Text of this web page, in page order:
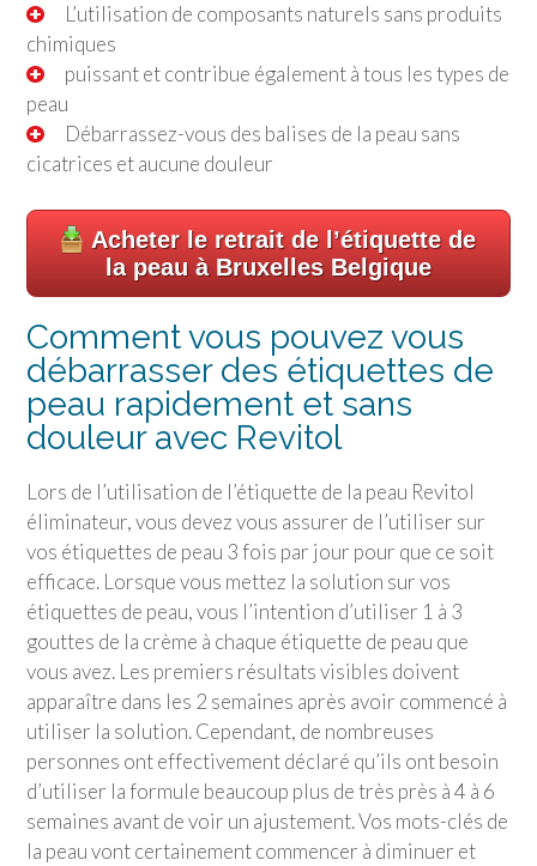
L’utilisation de composants naturels sans produits
chimiques
puissant et contribue également à tous les types de
peau
Débarrassez-vous des balises de la peau sans
cicatrices et aucune douleur
Acheter le retrait de l’étiquette de
la peau à Bruxelles Belgique
Comment vous pouvez vous
débarrasser des étiquettes de
peau rapidement et sans
douleur avec Revitol
Lors de l’utilisation de l’étiquette de la peau Revitol
éliminateur, vous devez vous assurer de l’utiliser sur
vos étiquettes de peau 3 fois par jour pour que ce soit
efficace. Lorsque vous mettez la solution sur vos
étiquettes de peau, vous l’intention d’utiliser 1 à 3
gouttes de la crème à chaque étiquette de peau que
vous avez. Les premiers résultats visibles doivent
apparaître dans les 2 semaines après avoir commencé à
utiliser la solution. Cependant, de nombreuses
personnes ont effectivement déclaré qu’ils ont besoin
d’utiliser la formule beaucoup plus de très près à 4 à 6
semaines avant de voir un ajustement. Vos mots-clés de
la peau vont certainement commencer à diminuer et